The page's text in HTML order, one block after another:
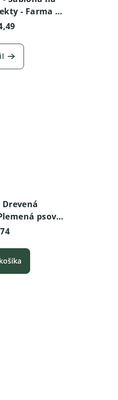
- Farma s
mlynom
psov -